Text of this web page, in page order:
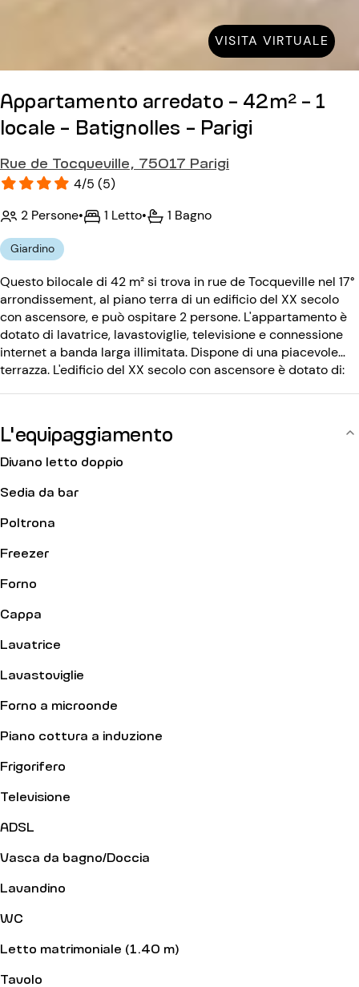
VISITA VIRTUALE
Appartamento arredato - 42m² - 1
locale - Batignolles - Parigi
Rue de Tocqueville, 75017 Parigi
4/5 (5)
2 Persone• 1 Letto• 1 Bagno
Giardino
Questo bilocale di 42 m² si trova in rue de Tocqueville nel 17°
arrondissement, al piano terra di un edificio del XX secolo
con ascensore, e può ospitare 2 persone. L'appartamento è
dotato di lavatrice, lavastoviglie, televisione e connessione
internet a banda larga illimitata. Dispone di una piacevole
terrazza. L'edificio del XX secolo con ascensore è dotato di:
L'equipaggiamento
Divano letto doppio
Sedia da bar
Poltrona
Freezer
Forno
Cappa
Lavatrice
Lavastoviglie
Forno a microonde
Piano cottura a induzione
Frigorifero
Televisione
ADSL
Vasca da bagno/Doccia
Lavandino
WC
Letto matrimoniale (1.40 m)
Tavolo